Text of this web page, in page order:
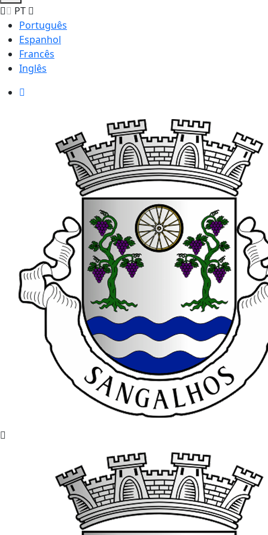
PT
Português
Espanhol
Francês
Inglês